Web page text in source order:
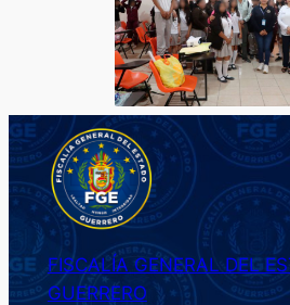
FISCALÍA GENERAL DEL
GUERRERO